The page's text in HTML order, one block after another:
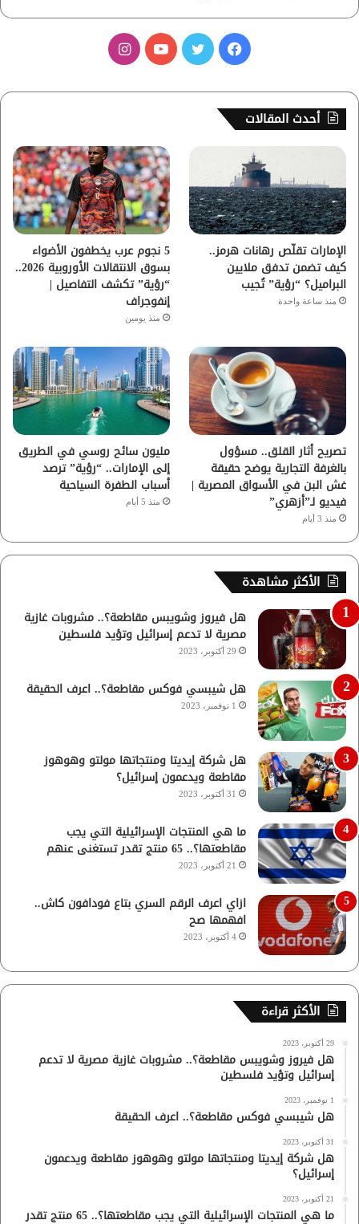
س
ب
ك
ي
و
ب
ت
ق
ر
م
أحدث المقالات
الإمارات تقلّص رهانات هرمز..
كيف تضمن تدفق ملايين
البراميل؟ “رؤية” تُجيب
منذ ساعة واحدة
5 نجوم عرب يخطفون الأضواء
بسوق الانتقالات الأوروبية 2026..
“رؤية” تكشف التفاصيل |
إنفوجراف
منذ يومين
تصريح أثار القلق.. مسؤول
بالغرفة التجارية يوضح حقيقة
غش البن في الأسواق المصرية |
فيديو لـ”أزهري”
منذ 3 أيام
مليون سائح روسي في الطريق
إلى الإمارات.. “رؤية” ترصد
أسباب الطفرة السياحية
منذ 5 أيام
الأكثر مشاهدة
هل فيروز وشويبس مقاطعة؟.. مشروبات غازية
مصرية لا تدعم إسرائيل وتؤيد فلسطين
29 أكتوبر، 2023
هل شيبسي فوكس مقاطعة؟.. اعرف الحقيقة
1 نوفمبر، 2023
هل شركة إيديتا ومنتجاتها مولتو وهوهوز
مقاطعة ويدعمون إسرائيل؟
31 أكتوبر، 2023
ما هي المنتجات الإسرائيلية التي يجب
مقاطعتها؟.. 65 منتج تقدر تستغنى عنهم
21 أكتوبر، 2023
ازاي اعرف الرقم السري بتاع فودافون كاش..
افهمها صح
4 أكتوبر، 2023
الأكثر قراءة
29 أكتوبر، 2023
هل فيروز وشويبس مقاطعة؟.. مشروبات غازية مصرية لا تدعم
إسرائيل وتؤيد فلسطين
1 نوفمبر، 2023
هل شيبسي فوكس مقاطعة؟.. اعرف الحقيقة
31 أكتوبر، 2023
هل شركة إيديتا ومنتجاتها مولتو وهوهوز مقاطعة ويدعمون
إسرائيل؟
21 أكتوبر، 2023
ما هي المنتجات الإسرائيلية التي يجب مقاطعتها؟.. 65 منتج تقدر